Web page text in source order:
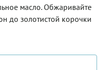
масло. Обжаривайте
до золотистой корочки